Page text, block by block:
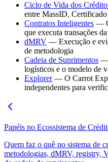
Ciclo de Vida dos
entre MassID,
Contratos Inteligentes —
que executa transações
dMRV — Execução e
de metodologia
Cadeia de Suprimentos —
logísticos e o modelo de
Explorer— O Carrot
independentes para
Papéis no Ecossistema de
Quem faz o quê no sistema de
metodologias, dMRV, registry,